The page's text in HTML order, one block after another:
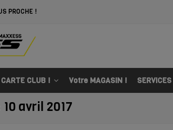
PROCHE !
CLUB ! Votre MAGASIN ! SERVICES
avril 2017